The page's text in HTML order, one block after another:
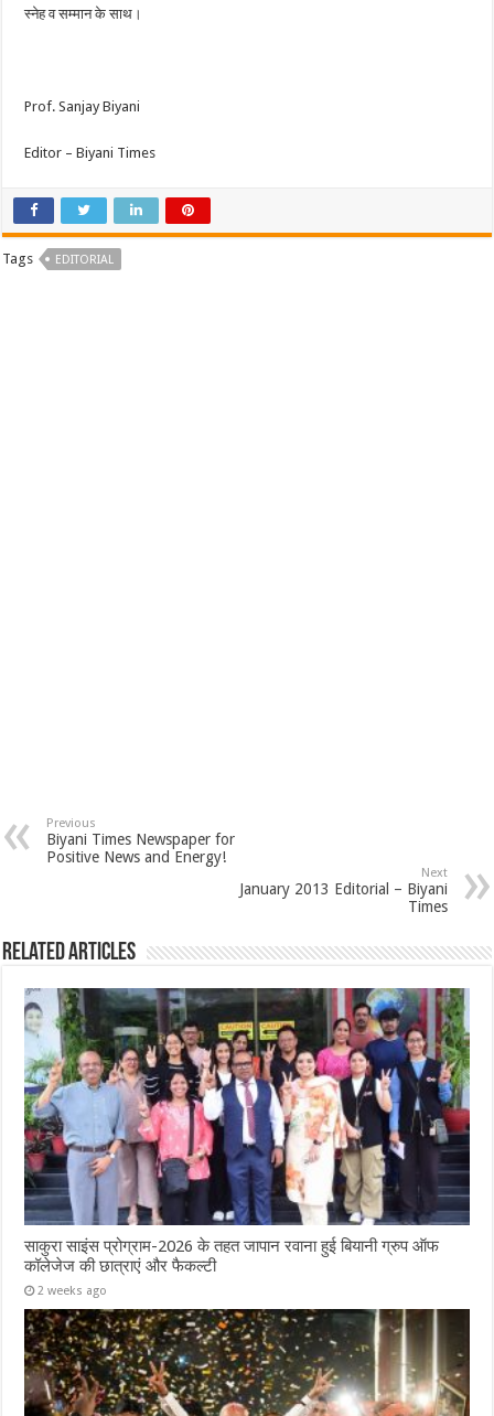
स्नेह व सम्मान के साथ।
Prof. Sanjay Biyani
Editor – Biyani Times
Tags EDITORIAL
Previous
Biyani Times Newspaper for
Positive News and Energy!
Next
January 2013 Editorial – Biyani
Times
Related Articles
साकुरा साइंस प्रोग्राम-2026 के तहत जापान रवाना हुई बियानी ग्रुप ऑफ
कॉलेजेज की छात्राएं और फैकल्टी
2 weeks ago